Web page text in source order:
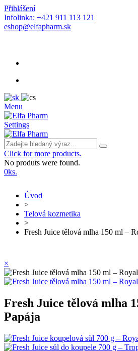
Přihlášení
Infolinka: +421 911 113 121
eshop@elfapharm.sk
Menu
Settings
Click for more products.
No produts were found.
0ks.
Úvod
>
Telová kozmetika
>
Fresh Juice tělová mlha 150 ml –
×
Fresh Juice tělová mlha
Papája